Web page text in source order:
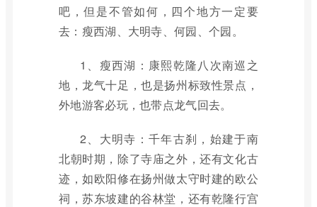
吧，但是不管如何，四个地方一定要
去：瘦西湖、大明寺、何园、个园。
1、瘦西湖：康熙乾隆八次南巡之
地，龙气十足，也是扬州标致性景点，
外地游客必玩，也带点龙气回去。
2、大明寺：千年古刹，始建于南
北朝时期，除了寺庙之外，还有文化古
迹，如欧阳修在扬州做太守时建的欧公
祠，苏东坡建的谷林堂，还有乾隆行宫